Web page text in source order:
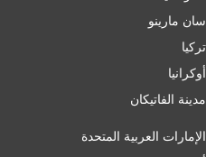
سان مارينو
تركيا
أوكرانيا
مدينة الفاتيكان
الإمارات العربية المتحدة